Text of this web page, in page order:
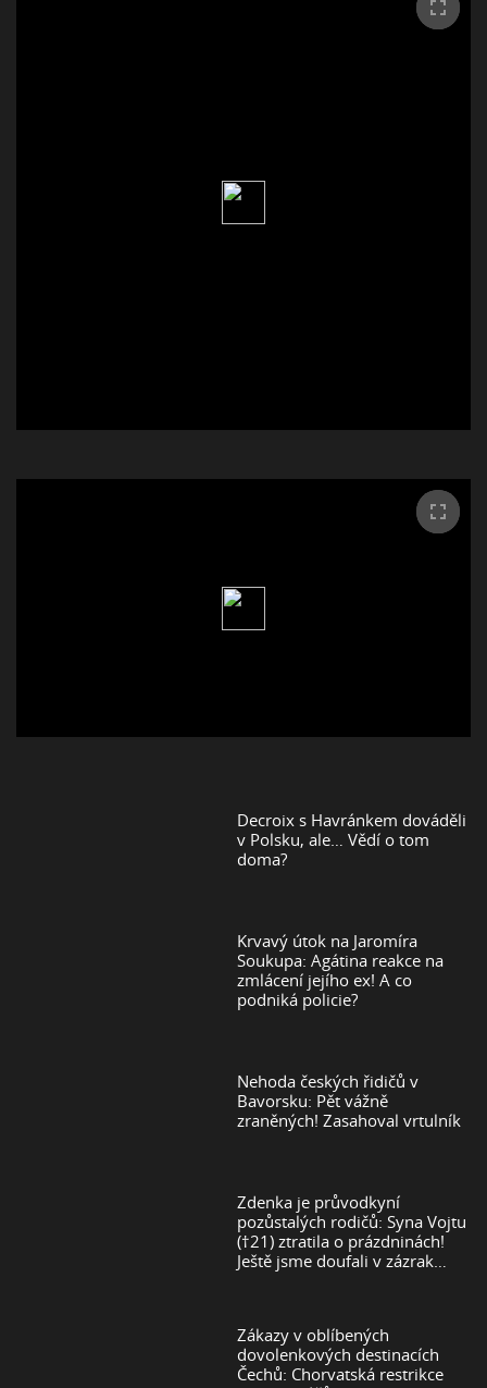
Decroix s Havránkem dováděli
v Polsku, ale… Vědí o tom
doma?
Krvavý útok na Jaromíra
Soukupa: Agátina reakce na
zmlácení jejího ex! A co
podniká policie?
Nehoda českých řidičů v
Bavorsku: Pět vážně
zraněných! Zasahoval vrtulník
Zdenka je průvodkyní
pozůstalých rodičů: Syna Vojtu
(†21) ztratila o prázdninách!
Ještě jsme doufali v zázrak…
Zákazy v oblíbených
dovolenkových destinacích
Čechů: Chorvatská restrikce